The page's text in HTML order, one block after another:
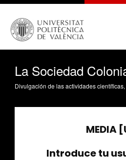
La Sociedad